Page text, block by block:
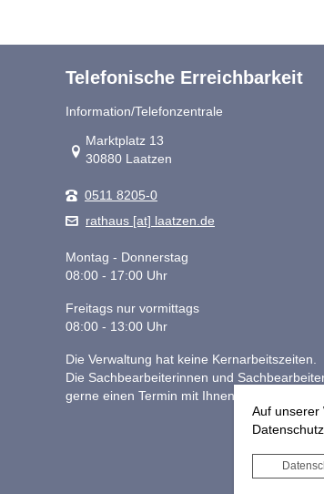
Auf unserer
Telefonische Erreichbarkeit
Information/Telefonzentrale
Link zur Google-Maps Navigation
Marktplatz 13
30880 Laatzen
0511 8205-0
rathaus [at] laatzen.de
Montag - Donnerstag
08:00 - 17:00 Uhr
Freitags nur vormittags
08:00 - 13:00 Uhr
Die Verwaltung hat keine Kernarbeitszeiten.
Die Sachbearbeiterinnen und
gerne einen Termin mit Ihnen.